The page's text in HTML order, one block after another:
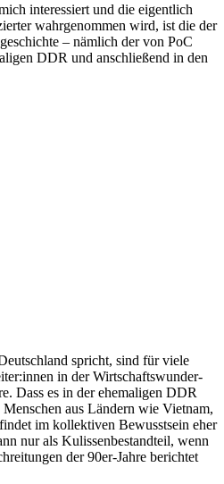
interessiert und die eigentlich
wahrgenommen wird, ist die der
– nämlich der von PoC
DDR und anschließend in den
spricht, sind für viele
in der Wirtschaftswunder-
Dass es in der ehemaligen DDR
aus Ländern wie Vietnam,
im kollektiven Bewusstsein eher
nur als Kulissenbestandteil, wenn
der 90er-Jahre berichtet